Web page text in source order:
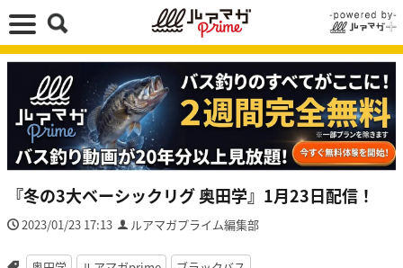
『冬の3大ベーシックリグ 奥田学』1月23日配信！
2023/01/23 17:13 ルアマガプライム編集部